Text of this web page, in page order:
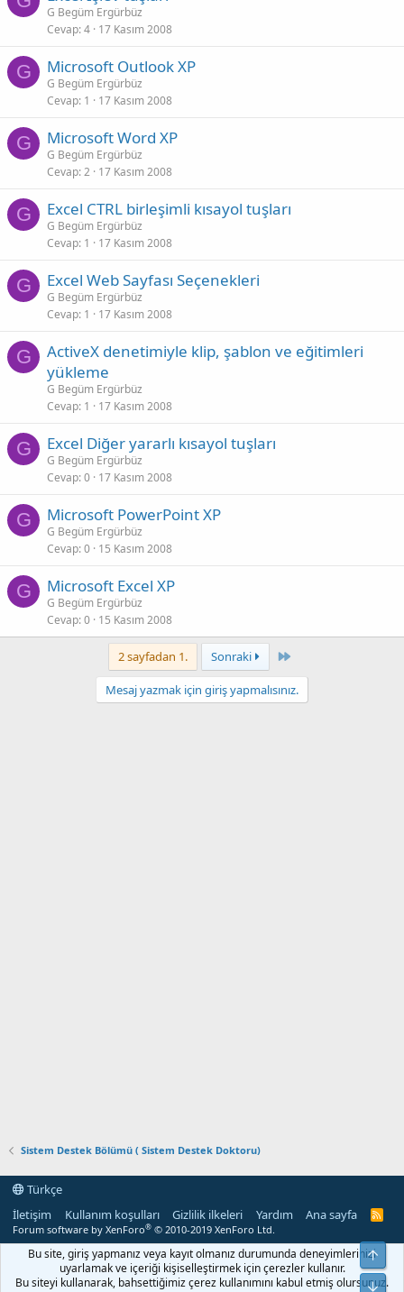
G Begüm Ergürbüz
Cevap 4 17 Kasım 2008
G Microsoft Outlook XP
G Begüm Ergürbüz
Cevap 1 17 Kasım 2008
G Microsoft Word XP
G Begüm Ergürbüz
Cevap 2 17 Kasım 2008
G Excel CTRL birleşimli kısayol tuşları
G Begüm Ergürbüz
Cevap 1 17 Kasım 2008
G Excel Web Sayfası Seçenekleri
G Begüm Ergürbüz
Cevap 1 17 Kasım 2008
G
ActiveX denetimiyle klip, şablon ve eğitimleri
yükleme
G Begüm Ergürbüz
Cevap 1 17 Kasım 2008
G Excel Diğer yararlı kısayol tuşları
G Begüm Ergürbüz
Cevap 0 17 Kasım 2008
G Microsoft PowerPoint XP
G Begüm Ergürbüz
Cevap 0 15 Kasım 2008
G Microsoft Excel XP
G Begüm Ergürbüz
Cevap 0 15 Kasım 2008
2 sayfadan 1. Sonraki Last
Mesaj yazmak için giriş yapmalısınız.
Sistem Destek Bölümü ( Sistem Destek Doktoru)
Türkçe
İletişim
Kullanım koşulları Gizlilik ilkeleri Yardım Ana sayfa
R
S
Forum software by XenForo® © 2010-2019 XenForo Ltd.
Bu site, giriş yapmanız veya kayıt olmanız durumunda deneyimlerinizi
uyarlamak ve içeriği kişiselleştirmek için çerezler kullanır.
Bu siteyi kullanarak, bahsettiğimiz çerez kullanımını kabul etmiş olursunuz.
Alt